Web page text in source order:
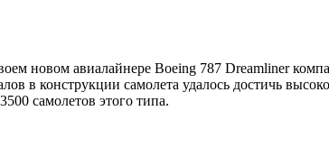
новом авиалайнере Boeing 787 Dreamliner
в конструкции самолета удалось достичь
самолетов этого типа.